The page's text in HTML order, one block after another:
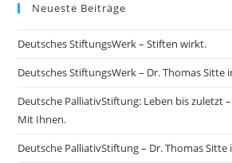
Neueste Beiträge
Deutsches StiftungsWerk – Stiften wirkt.
Deutsches StiftungsWerk – Dr. Thomas Sitte
Deutsche PalliativStiftung: Leben bis zuletzt
Mit Ihnen.
Deutsche PalliativStiftung – Dr. Thomas